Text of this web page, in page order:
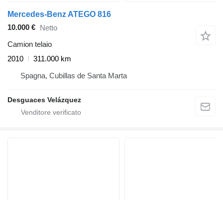
Mercedes-Benz ATEGO 816
10.000 € Netto
Camion telaio
2010
311.000 km
Spagna, Cubillas de Santa Marta
Desguaces Velázquez